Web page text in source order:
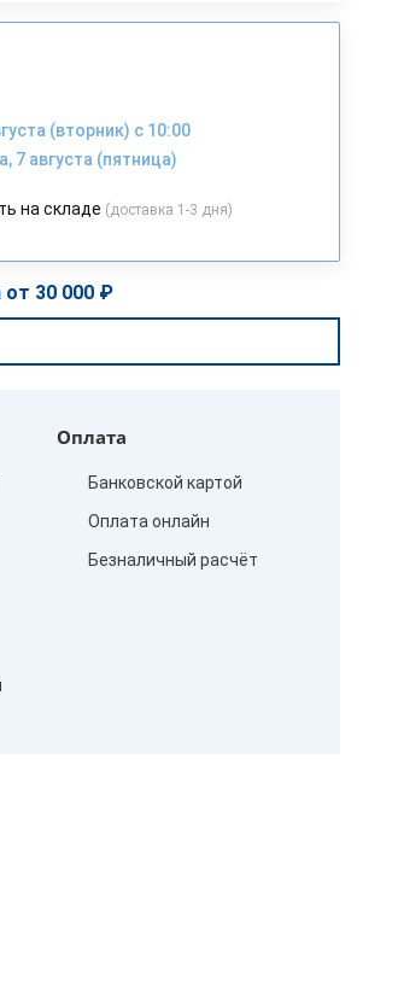
(вторник) с 10:00
7 августа (пятница)
на складе (доставка 1-3 дня)
от 30 000 ₽
Оплата
Банковской картой
Оплата онлайн
Безналичный расчёт